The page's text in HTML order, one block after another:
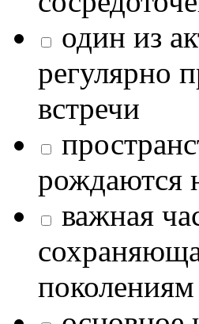
один из
регулярно
встречи
рождаются
важная
поколениям